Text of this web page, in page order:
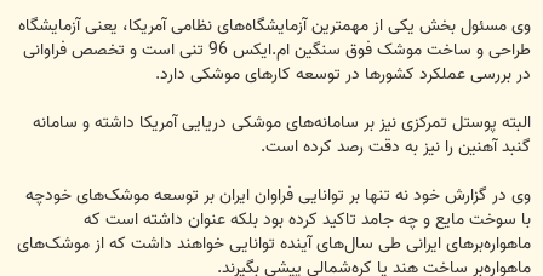
وی مسئول بخش یکی از مهمترین آزمایشگاه‌های نظامی آمریکا، یعنی آزمایشگاه
طراحی و ساخت موشک فوق سنگین ام.ایکس 96 تنی است و تخصص فراوانی
در بررسی عملکرد کشورها در توسعه کارهای موشکی دارد.
البته پوستل تمرکزی نیز بر سامانه‌های موشکی دریایی آمریکا داشته و سامانه
گنبد آهنین را نیز به دقت رصد کرده است.
وی در گزارش خود نه تنها بر توانایی فراوان ایران بر توسعه موشک‌های خودچه
با سوخت مایع و چه جامد تاکید کرده بود بلکه عنوان داشته است که
ماهواره‌برهای ایرانی طی سال‌های آینده توانایی خواهند داشت که از موشک‌های
ماهواره‌بر ساخت هند یا کره‌شمالی پیشی بگیرند.